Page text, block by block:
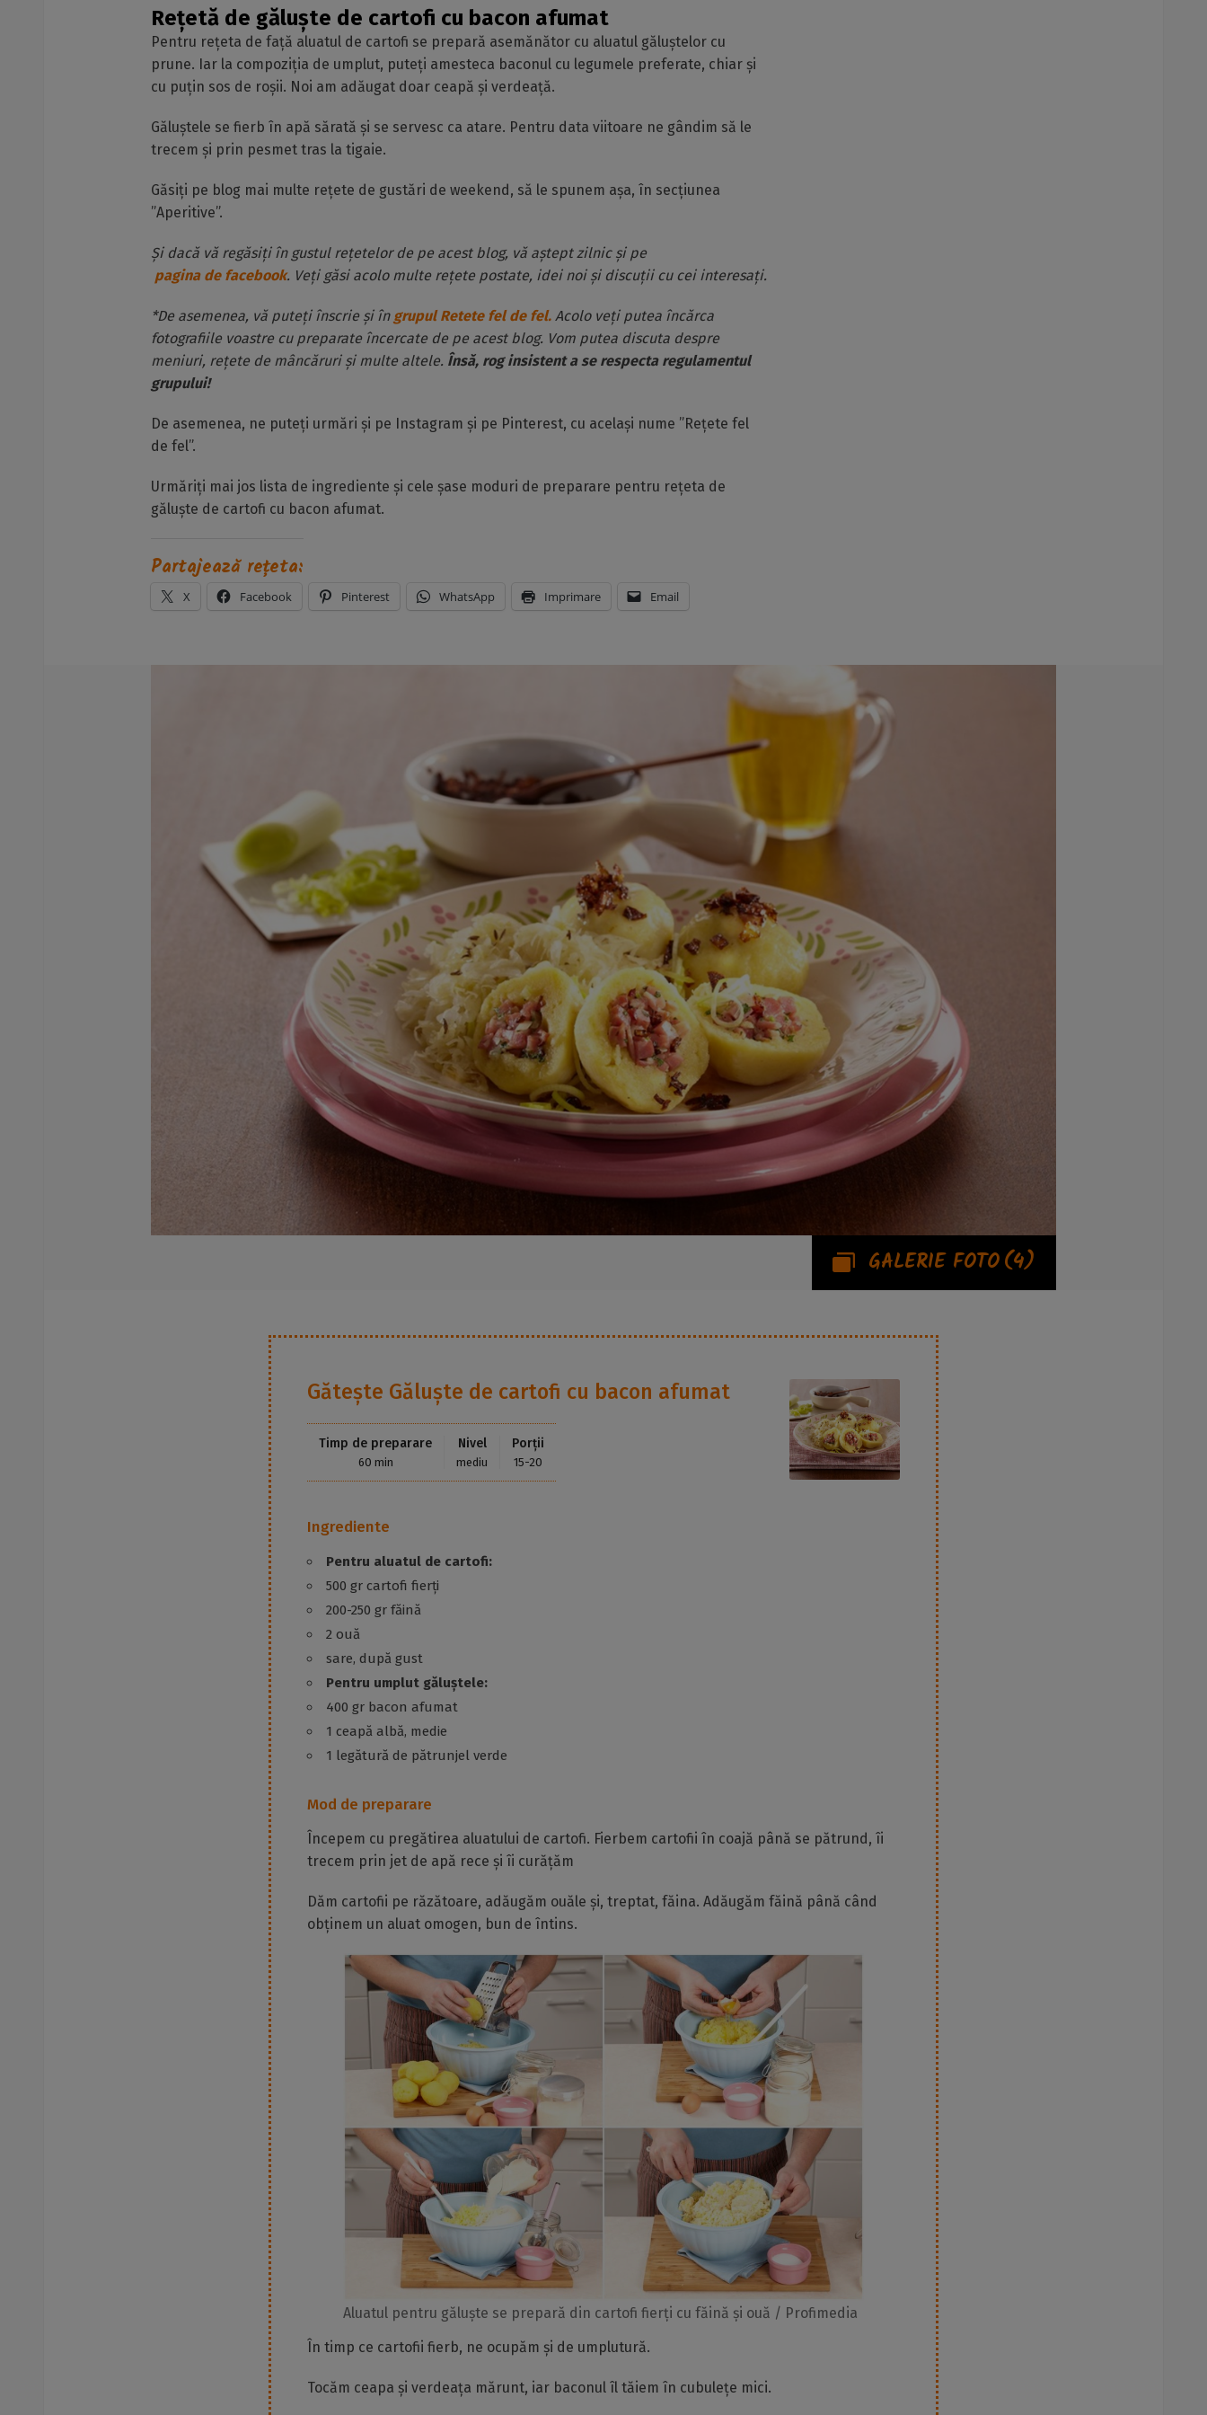
Rețetă de găluște de cartofi cu bacon afumat
Pentru rețeta de față aluatul de cartofi se prepară asemănător cu aluatul găluștelor cu
prune. Iar la compoziția de umplut, puteți amesteca baconul cu legumele preferate, chiar și
cu puțin sos de roșii. Noi am adăugat doar ceapă și verdeață.
Găluștele se fierb în apă sărată și se servesc ca atare. Pentru data viitoare ne gândim să le
trecem și prin pesmet tras la tigaie.
Găsiți pe blog mai multe rețete de gustări de weekend, să le spunem așa, în secțiunea
”Aperitive”.
Și dacă vă regăsiți în gustul rețetelor de pe acest blog, vă aștept zilnic și pe
pagina de facebook. Veți găsi acolo multe rețete postate, idei noi și discuții cu cei interesați.
*De asemenea, vă puteți înscrie și în grupul Retete fel de fel. Acolo veți putea încărca
fotografiile voastre cu preparate încercate de pe acest blog. Vom putea discuta despre
meniuri, rețete de mâncăruri și multe altele. Însă, rog insistent a se respecta regulamentul
grupului!
De asemenea, ne puteți urmări și pe Instagram și pe Pinterest, cu același nume ”Rețete fel
de fel”.
Urmăriți mai jos lista de ingrediente și cele șase moduri de preparare pentru rețeta de
găluște de cartofi cu bacon afumat.
Partajează rețeta:
X Facebook Pinterest WhatsApp Imprimare Email
GALERIE FOTO(4)
Gătește Găluște de cartofi cu bacon afumat
Timp de preparare
60 min
Nivel
mediu
Porții
15-20
Ingrediente
Pentru aluatul de cartofi:
500 gr cartofi fierți
200-250 gr făină
2 ouă
sare, după gust
Pentru umplut găluștele:
400 gr bacon afumat
1 ceapă albă, medie
1 legătură de pătrunjel verde
Mod de preparare
Începem cu pregătirea aluatului de cartofi. Fierbem cartofii în coajă până se pătrund, îi
trecem prin jet de apă rece și îi curățăm
Dăm cartofii pe răzătoare, adăugăm ouăle și, treptat, făina. Adăugăm făină până când
obținem un aluat omogen, bun de întins.
Aluatul pentru găluște se prepară din cartofi fierți cu făină și ouă / Profimedia
În timp ce cartofii fierb, ne ocupăm și de umplutură.
Tocăm ceapa și verdeața mărunt, iar baconul îl tăiem în cubulețe mici.